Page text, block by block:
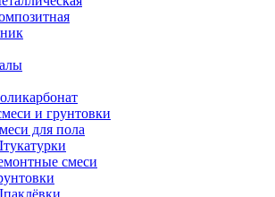
и грунтовки
для пола
смеси